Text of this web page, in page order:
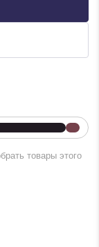
товары этого